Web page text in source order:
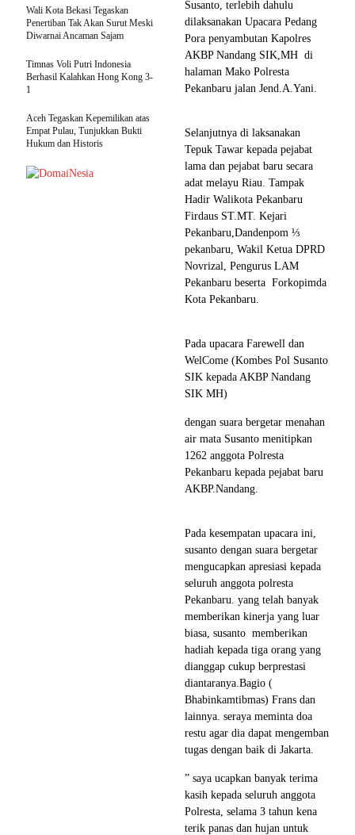
Susanto, terlebih dahulu
dilaksanakan Upacara Pedang
Pora penyambutan Kapolres
AKBP Nandang SIK,MH di
halaman Mako Polresta
Pekanbaru jalan Jend.A.Yani.
Selanjutnya di laksanakan
Tepuk Tawar kepada pejabat
lama dan pejabat baru secara
adat melayu Riau. Tampak
Hadir Walikota Pekanbaru
Firdaus ST.MT. Kejari
Pekanbaru,Dandenpom ⅓
pekanbaru, Wakil Ketua DPRD
Novrizal, Pengurus LAM
Pekanbaru beserta Forkopimda
Kota Pekanbaru.
Pada upacara Farewell dan
WelCome (Kombes Pol Susanto
SIK kepada AKBP Nandang
SIK MH)
dengan suara bergetar menahan
air mata Susanto menitipkan
1262 anggota Polresta
Pekanbaru kepada pejabat baru
AKBP.Nandang.
Pada kesempatan upacara ini,
susanto dengan suara bergetar
mengucapkan apresiasi kepada
seluruh anggota polresta
Pekanbaru. yang telah banyak
memberikan kinerja yang luar
biasa, susanto memberikan
hadiah kepada tiga orang yang
dianggap cukup berprestasi
diantaranya.Bagio (
Bhabinkamtibmas) Frans dan
lainnya. seraya meminta doa
restu agar dia dapat mengemban
tugas dengan baik di Jakarta.
” saya ucapkan banyak terima
kasih kepada seluruh anggota
Polresta, selama 3 tahun kena
terik panas dan hujan untuk
Wali Kota Bekasi Tegaskan
Penertiban Tak Akan Surut Meski
Diwarnai Ancaman Sajam
Timnas Voli Putri Indonesia
Berhasil Kalahkan Hong Kong 3-
1
Aceh Tegaskan Kepemilikan atas
Empat Pulau, Tunjukkan Bukti
Hukum dan Historis